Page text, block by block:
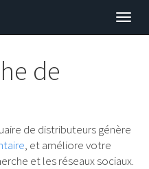
de
de distributeurs génère
, et améliore votre
et les réseaux sociaux.